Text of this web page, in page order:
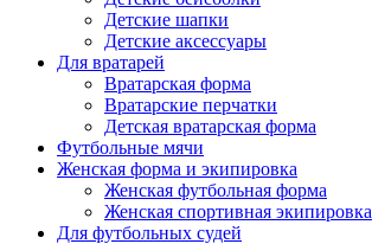
Детские шапки
Детские аксессуары
Для вратарей
Вратарская форма
Вратарские перчатки
Детская вратарская форма
Футбольные мячи
Женская форма и экипировка
Женская футбольная форма
Женская спортивная экипировка
Для футбольных судей